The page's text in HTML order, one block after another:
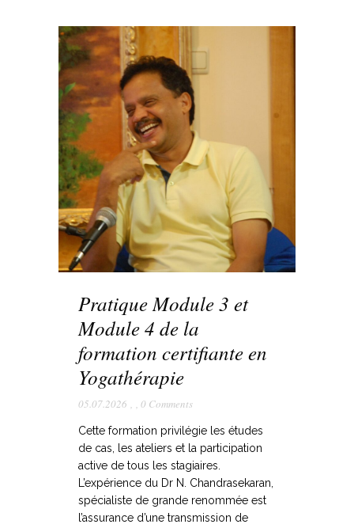
Pratique Module 3 et
Module 4 de la
formation certifiante en
Yogathérapie
05.07.2026 , , 0 Comments
Cette formation privilégie les études
de cas, les ateliers et la participation
active de tous les stagiaires.
L’expérience du Dr N. Chandrasekaran,
spécialiste de grande renommée est
l’assurance d’une transmission de